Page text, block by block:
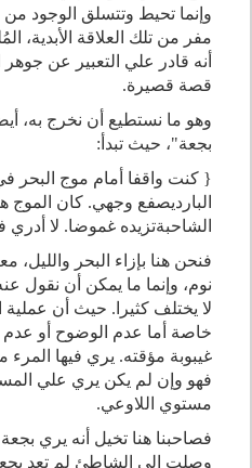
وإنما تحيط وتتسلق الوجود من
مفر من تلك العلاقة الأبدية،
أنه قادر علي التعبير عن
قصة قصيرة.
وهو ما نستطيع أن نخرج به،
بجعة"، حيث تبدأ:
{ كنت واقفا أمام موج البحر
البارديصفع وجهي. كان الموج
الشاحبةتزيده غموضا. لا
فنحن هنا بإزاء البحر والليل،
نوم، وإنما ما يمكن أن نقول
لا يختلف كثيرا. حيث أن
خاصة أما عدم الوضوح أو عدم
غيبوبة مؤقته. يري فيها
فهو وإن لم يكن يري علي
مستوي اللاوعي.
فصاحبنا هنا تخيل أنه يري
وصلت إلي الشاطئ لم تعد